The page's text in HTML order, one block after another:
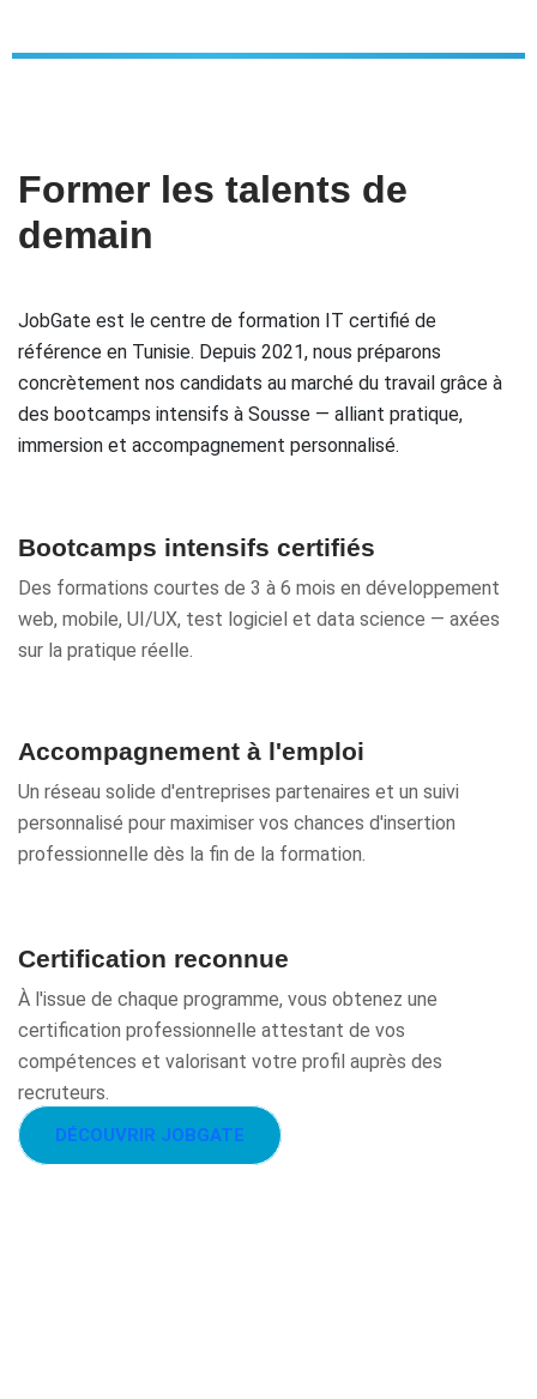
Former les talents de
demain
JobGate est le centre de formation IT certifié de
référence en Tunisie. Depuis 2021, nous préparons
concrètement nos candidats au marché du travail grâce à
des bootcamps intensifs à Sousse — alliant pratique,
immersion et accompagnement personnalisé.
Bootcamps intensifs certifiés
Des formations courtes de 3 à 6 mois en développement
web, mobile, UI/UX, test logiciel et data science — axées
sur la pratique réelle.
Accompagnement à l'emploi
Un réseau solide d'entreprises partenaires et un suivi
personnalisé pour maximiser vos chances d'insertion
professionnelle dès la fin de la formation.
Certification reconnue
À l'issue de chaque programme, vous obtenez une
certification professionnelle attestant de vos
compétences et valorisant votre profil auprès des
recruteurs.
DÉCOUVRIR JOBGATE